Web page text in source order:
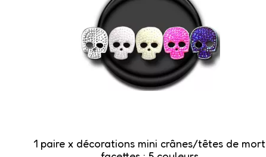
1 paire x ​décorations mini crânes/têtes de mort